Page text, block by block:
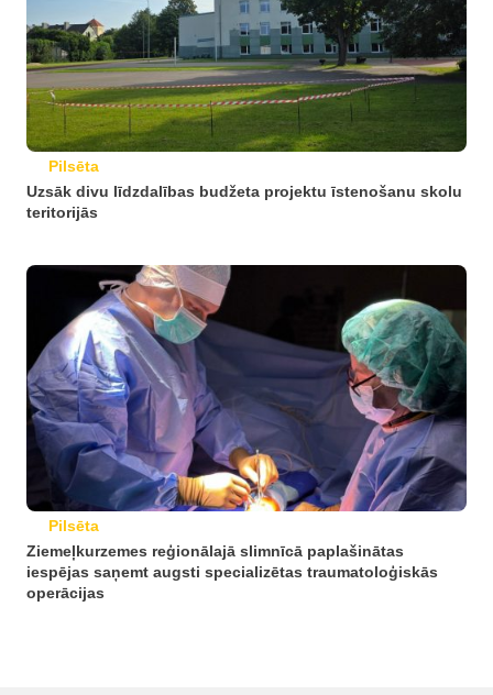
Pilsēta
Uzsāk divu līdzdalības budžeta projektu īstenošanu skolu
teritorijās
Pilsēta
Ziemeļkurzemes reģionālajā slimnīcā paplašinātas
iespējas saņemt augsti specializētas traumatoloģiskās
operācijas